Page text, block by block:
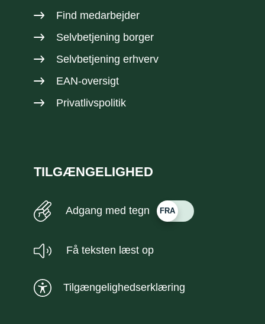
Find medarbejder
Selvbetjening borger
Selvbetjening erhverv
EAN-oversigt
Privatlivspolitik
TILGÆNGELIGHED
Adgang med tegn
Få teksten læst op
Tilgængelighedserklæring